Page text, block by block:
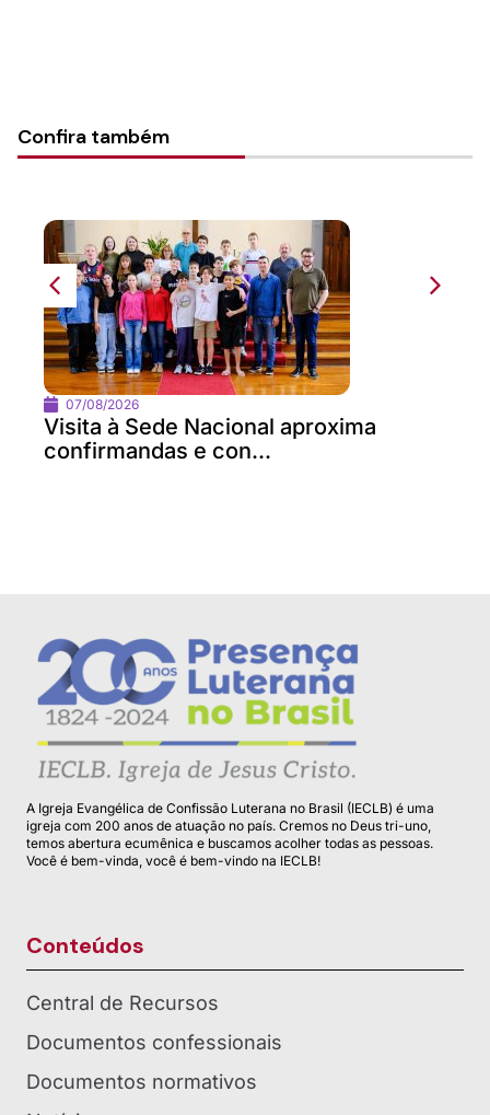
Confira também
07/08/2026
Visita à Sede Nacional aproxima
confirmandas e con...
A Igreja Evangélica de Confissão Luterana no Brasil (IECLB) é uma
igreja com 200 anos de atuação no país. Cremos no Deus tri-uno,
temos abertura ecumênica e buscamos acolher todas as pessoas.
Você é bem-vinda, você é bem-vindo na IECLB!
Conteúdos
Central de Recursos
Documentos confessionais
Documentos normativos